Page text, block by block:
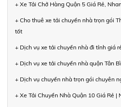
+ Xe Tải Chở Hàng Quận 5 Giá Rẻ,
+ Cho thuê xe tải chuyển nhà trọn gói
tốt
+ Dịch vụ xe tải chuyển nhà đi tỉnh giá
+ Dịch vụ xe tải chuyển nhà quận Tân
+ Dịch vụ chuyển nhà trọn gói chuyên
+ Xe Tải Chuyển Nhà Quận 10 Giá Rẻ |